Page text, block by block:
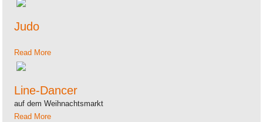
Judo
Read More
Line-Dancer
auf dem Weihnachtsmarkt
Read More